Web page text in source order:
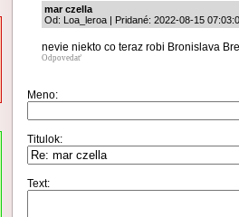
mar czella
Od: Loa_leroa | Pridané: 2022-08-15
nevie niekto co teraz robi Bronislava
Odpovedať
Meno:
Titulok:
Text: